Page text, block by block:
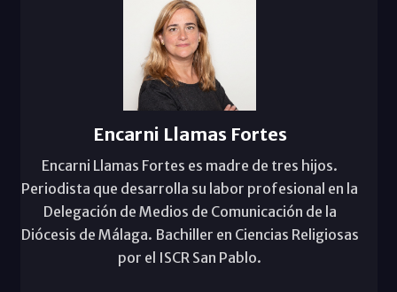
Encarni Llamas Fortes
Encarni Llamas Fortes es madre de tres hijos.
Periodista que desarrolla su labor profesional en la
Delegación de Medios de Comunicación de la
Diócesis de Málaga. Bachiller en Ciencias Religiosas
por el ISCR San Pablo.